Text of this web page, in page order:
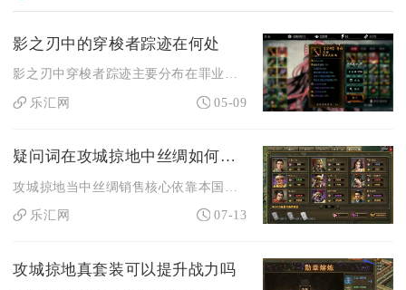
影之刃中的穿梭者踪迹在何处
影之刃中穿梭者踪迹主要分布在罪业交错之地、京西十字路口聚宝商...
乐汇网
05-09
疑问词在攻城掠地中丝绸如何销售
乐汇网
07-13
攻城掠地真套装可以提升战力吗